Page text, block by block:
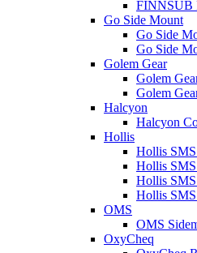
FINNSUB
Go Side Mount
Go Side
Go Side
Golem Gear
Golem
Golem
Halcyon
Halcyon
Hollis
Hollis
Hollis
Hollis
Hollis
OMS
OMS
OxyCheq